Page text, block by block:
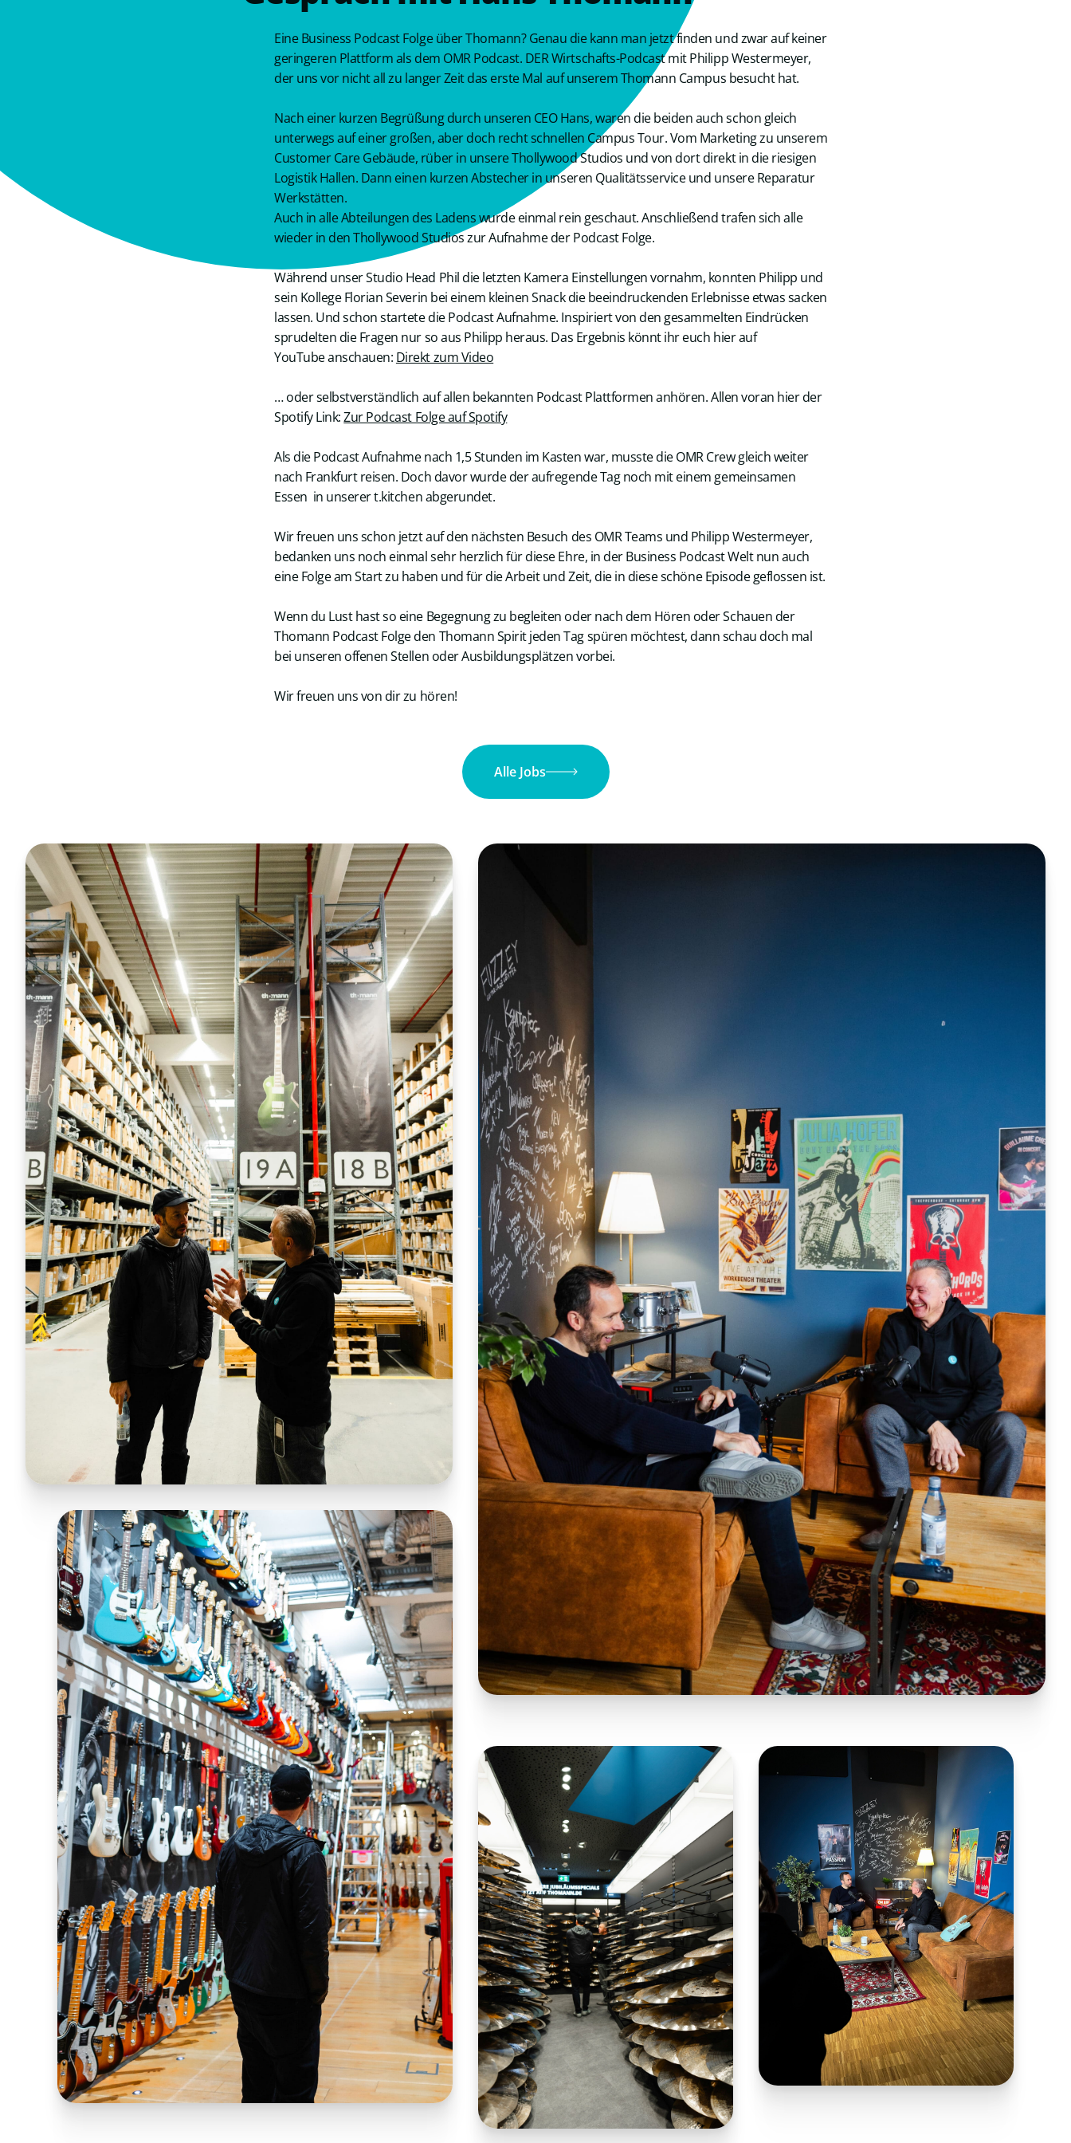
Eine Business Podcast Folge über Thomann? Genau die kann man jetzt finden und zwar auf keiner
geringeren Plattform als dem OMR Podcast. DER Wirtschafts-Podcast mit Philipp Westermeyer,
der uns vor nicht all zu langer Zeit das erste Mal auf unserem Thomann Campus besucht hat.
Nach einer kurzen Begrüßung durch unseren CEO Hans, waren die beiden auch schon gleich
unterwegs auf einer großen, aber doch recht schnellen Campus Tour. Vom Marketing zu unserem
Customer Care Gebäude, rüber in unsere Thollywood Studios und von dort direkt in die riesigen
Logistik Hallen. Dann einen kurzen Abstecher in unseren Qualitätsservice und unsere Reparatur
Werkstätten.
Auch in alle Abteilungen des Ladens wurde einmal rein geschaut. Anschließend trafen sich alle
wieder in den Thollywood Studios zur Aufnahme der Podcast Folge.
Während unser Studio Head Phil die letzten Kamera Einstellungen vornahm, konnten Philipp und
sein Kollege Florian Severin bei einem kleinen Snack die beeindruckenden Erlebnisse etwas sacken
lassen. Und schon startete die Podcast Aufnahme. Inspiriert von den gesammelten Eindrücken
sprudelten die Fragen nur so aus Philipp heraus. Das Ergebnis könnt ihr euch hier auf
YouTube anschauen: Direkt zum Video
… oder selbstverständlich auf allen bekannten Podcast Plattformen anhören. Allen voran hier der
Spotify Link:Zur Podcast Folge auf Spotify
Als die Podcast Aufnahme nach 1,5 Stunden im Kasten war, musste die OMR Crew gleich weiter
nach Frankfurt reisen. Doch davor wurde der aufregende Tag noch mit einem gemeinsamen
Essen in unserer t.kitchen abgerundet.
Wir freuen uns schon jetzt auf den nächsten Besuch des OMR Teams und Philipp Westermeyer,
bedanken uns noch einmal sehr herzlich für diese Ehre, in der Business Podcast Welt nun auch
eine Folge am Start zu haben und für die Arbeit und Zeit, die in diese schöne Episode geflossen ist.
Wenn du Lust hast so eine Begegnung zu begleiten oder nach dem Hören oder Schauen der
Thomann Podcast Folge den Thomann Spirit jeden Tag spüren möchtest, dann schau doch mal
bei unseren offenen Stellen oder Ausbildungsplätzen vorbei.
Wir freuen uns von dir zu hören!
Alle Jobs